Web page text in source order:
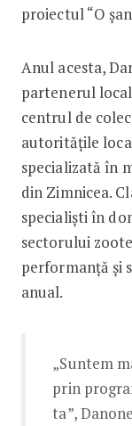
proiectul “O
Anul acesta,
partenerul
centrul de
autoritățile
specializată în
din Zimnicea.
specialiști în
sectorului
performanță și
anual.
„Suntem
prin
ta”,